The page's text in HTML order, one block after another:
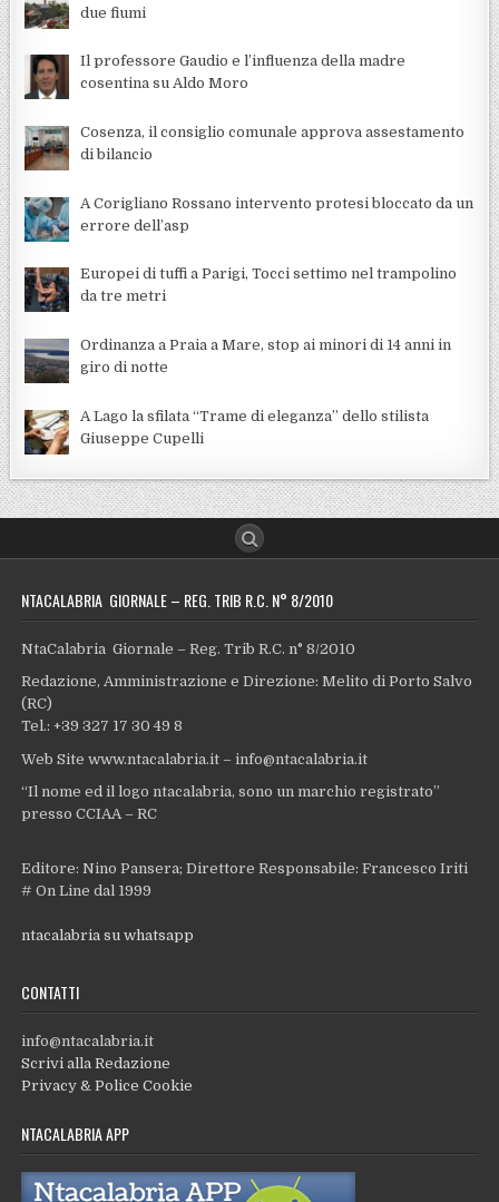
due fiumi
Il professore Gaudio e l’influenza della madre
cosentina su Aldo Moro
Cosenza, il consiglio comunale approva assestamento
di bilancio
A Corigliano Rossano intervento protesi bloccato da un
errore dell’asp
Europei di tuffi a Parigi, Tocci settimo nel trampolino
da tre metri
Ordinanza a Praia a Mare, stop ai minori di 14 anni in
giro di notte
A Lago la sfilata “Trame di eleganza” dello stilista
Giuseppe Cupelli
NTACALABRIA GIORNALE – REG. TRIB R.C. N° 8/2010
NtaCalabria Giornale – Reg. Trib R.C. n° 8/2010
Redazione, Amministrazione e Direzione: Melito di Porto Salvo
(RC)
Tel.: +39 327 17 30 49 8
Web Site www.ntacalabria.it – info@ntacalabria.it
“Il nome ed il logo ntacalabria, sono un marchio registrato”
presso CCIAA – RC
Editore: Nino Pansera; Direttore Responsabile: Francesco Iriti
# On Line dal 1999
ntacalabria su whatsapp
CONTATTI
info@ntacalabria.it
Scrivi alla Redazione
Privacy & Police Cookie
NTACALABRIA APP